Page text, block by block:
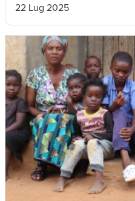
22 Lug 2025